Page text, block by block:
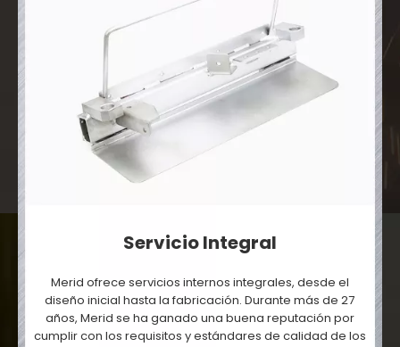
Servicio Integral
Merid ofrece servicios internos integrales, desde el
diseño inicial hasta la fabricación. Durante más de 27
años, Merid se ha ganado una buena reputación por
cumplir con los requisitos y estándares de calidad de los